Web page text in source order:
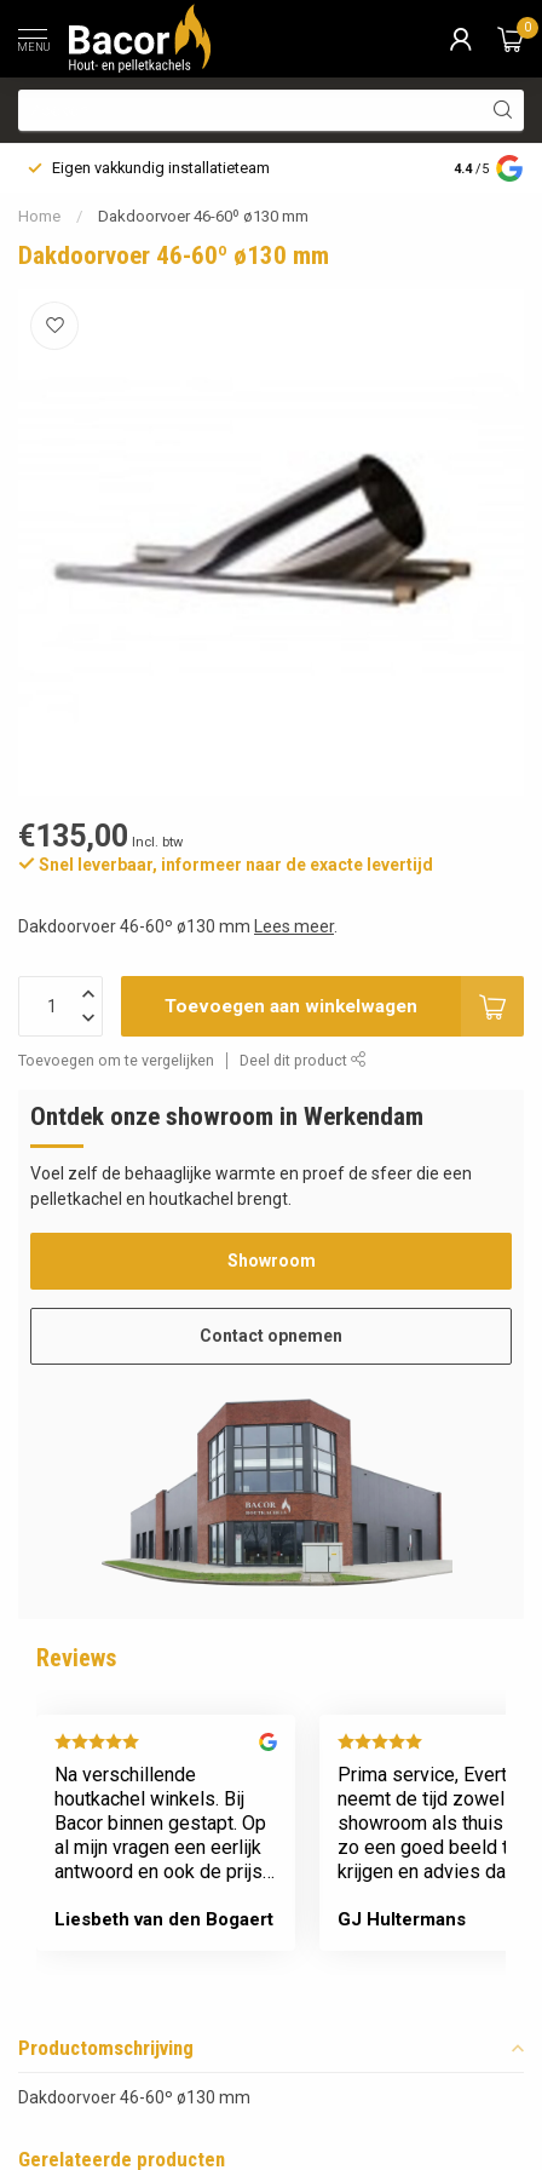
MENU
0
Eigen vakkundig installatieteam Bezorging
4.4 /5
Home / Dakdoorvoer 46-60º ø130 mm
Dakdoorvoer 46-60º ø130 mm
€135,00 Incl. btw
Snel leverbaar, informeer naar de exacte levertijd
Dakdoorvoer 46-60º ø130 mm Lees meer.
Toevoegen aan winkelwagen
Toevoegen om te vergelijken Deel dit product
Ontdek onze showroom in Werkendam
Voel zelf de behaaglijke warmte en proef de sfeer die een
pelletkachel en houtkachel brengt.
Showroom
Contact opnemen
Reviews
Na verschillende
houtkachel winkels. Bij
Bacor binnen gestapt. Op
al mijn vragen een eerlijk
antwoord en ook de prijs
Afspraak is afspraak geen
Liesbeth van den Bogaert
Prima service, Evert
neemt de tijd zowel in
showroom als thuis om
zo een goed beeld te
krijgen en advies daarop
nieuwe kachel. Komt
GJ Hultermans
Productomschrijving
Dakdoorvoer 46-60º ø130 mm
Gerelateerde producten